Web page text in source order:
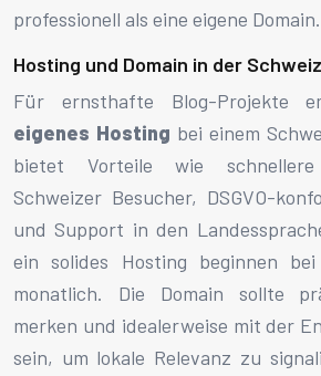
professionell als eine eigene Domain.
Hosting und Domain in der Schweiz
Für ernsthafte Blog-Projekte
eigenes Hosting bei einem
bietet Vorteile wie
Schweizer Besucher, DSGVO-
und Support in den
ein solides Hosting beginnen
monatlich. Die Domain sollte
merken und idealerweise mit der
sein, um lokale Relevanz zu